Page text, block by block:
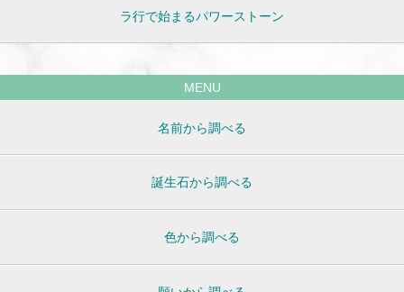
ラ行で始まるパワーストーン
MENU
名前から調べる
誕生石から調べる
色から調べる